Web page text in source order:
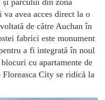
avea acces direct la o
de către Auchan în
fabrici este monument
a fi integrată în noul
cu apartamente de
City se ridică la